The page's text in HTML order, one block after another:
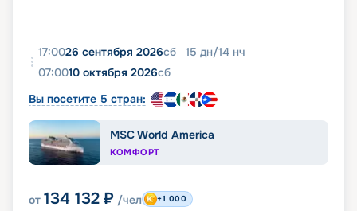
17:0026 сентября 2026сб 15 дн/14 нч
07:0010 октября 2026сб
Вы посетите 5 стран:
MSC World America
КОМФОРТ
от 134 132 ₽ /чел +1 000